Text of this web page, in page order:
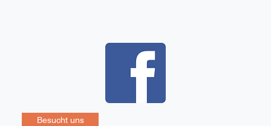
Besucht uns